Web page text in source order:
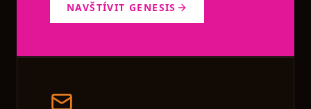
NAVŠTÍVIT GENESIS